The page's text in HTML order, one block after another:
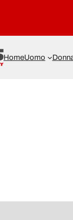
HomeUomo